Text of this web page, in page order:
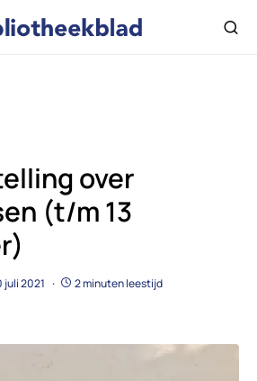
over
(t/m 13
juli 2021
2 minuten leestijd